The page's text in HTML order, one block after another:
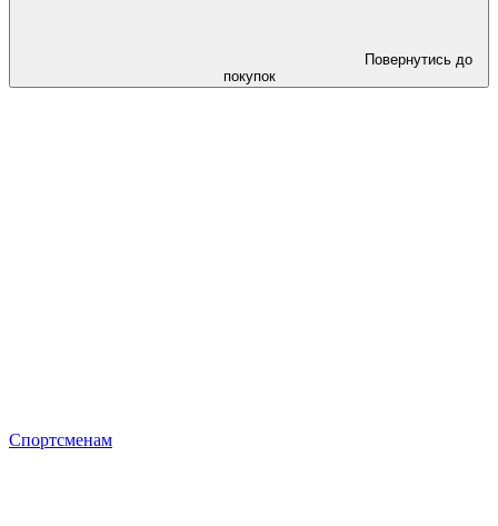
Повернутись до
покупок
Спортсменам